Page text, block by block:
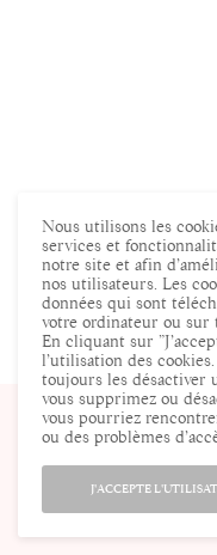
©
Nous utilisons les
services et
notre site et afin
nos utilisateurs. Les
données qui sont
votre ordinateur ou sur
En cliquant sur
l’utilisation des
toujours les désactiver
vous supprimez ou
vous pourriez
ou des problèmes
J'ACCEPTE